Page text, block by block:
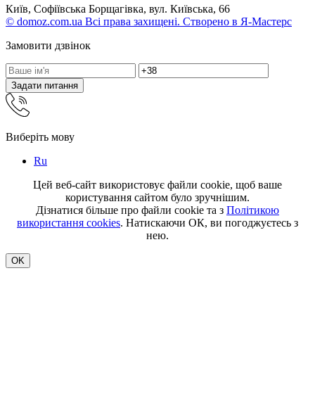
Київ, Софіївська Борщагівка, вул. Київська, 66
© domoz.com.ua Всі права захищені. Створено в Я-Мастерс
Замовити дзвінок
Задати питання
Виберіть мову
Ru
Цей веб-сайт використовує файли cookie, щоб ваше
користування сайтом було зручнішим.
Дізнатися більше про файли cookie та з Політикою
використання cookies. Натискаючи ОК, ви погоджуєтесь з
нею.
OK